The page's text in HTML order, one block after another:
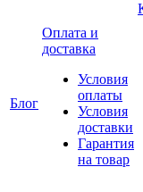
Блог
Оплата и
доставка
Условия
оплаты
Условия
доставки
Гарантия
на товар